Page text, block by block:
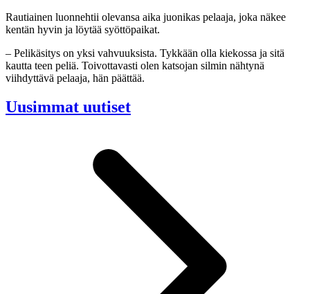
Rautiainen luonnehtii olevansa aika juonikas pelaaja, joka näkee
kentän hyvin ja löytää syöttöpaikat.
– Pelikäsitys on yksi vahvuuksista. Tykkään olla kiekossa ja sitä
kautta teen peliä. Toivottavasti olen katsojan silmin nähtynä
viihdyttävä pelaaja, hän päättää.
Uusimmat uutiset